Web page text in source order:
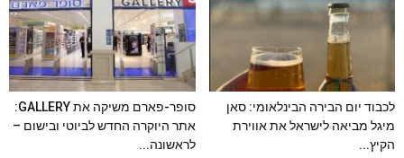
לכבוד יום הבירה הבינלאומי: סאן
מיגל מביאה לישראל את אווירת
הקיץ...
סופר-פארם משיקה את GALLERY:
אתר היוקרה החדש לביוטי ובישום –
לראשונה...